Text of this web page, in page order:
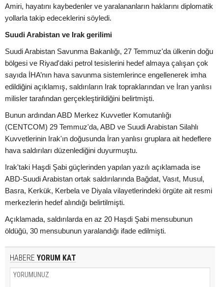
Amiri, hayatını kaybedenler ve yaralananların haklarını diplomatik
yollarla takip edeceklerini söyledi.
Suudi Arabistan ve Irak gerilimi
Suudi Arabistan Savunma Bakanlığı, 27 Temmuz'da ülkenin doğu
bölgesi ve Riyad'daki petrol tesislerini hedef almaya çalışan çok
sayıda İHA’nın hava savunma sistemlerince engellenerek imha
edildiğini açıklamış, saldırıların Irak topraklarından ve İran yanlısı
milisler tarafından gerçekleştirildiğini belirtmişti.
Bunun ardından ABD Merkez Kuvvetler Komutanlığı
(CENTCOM) 29 Temmuz'da, ABD ve Suudi Arabistan Silahlı
Kuvvetlerinin Irak'ın doğusunda İran yanlısı gruplara ait hedeflere
hava saldırıları düzenlediğini duyurmuştu.
Irak'taki Haşdi Şabi güçlerinden yapılan yazılı açıklamada ise
ABD-Suudi Arabistan ortak saldırılarında Bağdat, Vasıt, Musul,
Basra, Kerkük, Kerbela ve Diyala vilayetlerindeki örgüte ait resmi
merkezlerin hedef alındığı belirtilmişti.
Açıklamada, saldırılarda en az 20 Haşdi Şabi mensubunun
öldüğü, 30 mensubunun yaralandığı ifade edilmişti.
HABERE YORUM KAT